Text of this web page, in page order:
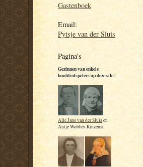
Gastenboek
Email:
Pytsje van der Sluis
Pagina's
Gezinnen van enkele
hoofdrolspelers op deze site:
Alle Jans van der Sluisen
Antje Wobbes Rinzema